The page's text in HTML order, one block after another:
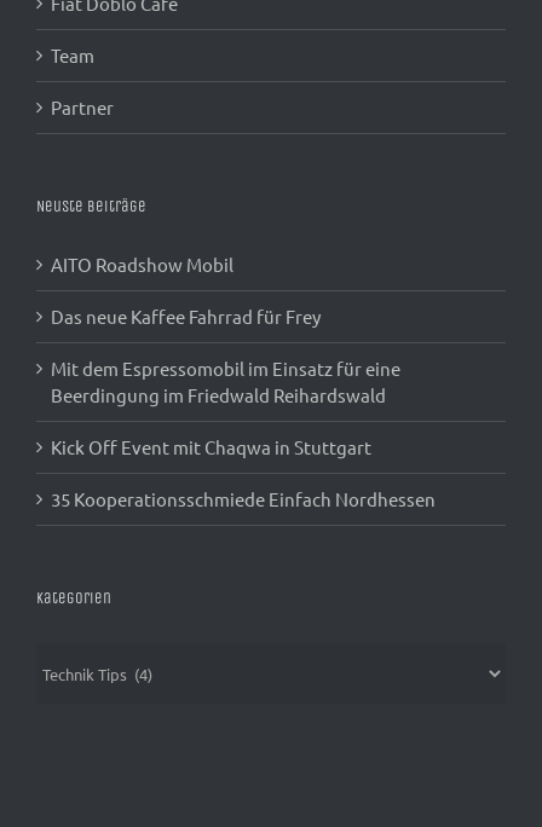
Team
Partner
Neuste Beiträge
AITO Roadshow Mobil
Das neue Kaffee Fahrrad für Frey
Mit dem Espressomobil im Einsatz für eine
Beerdingung im Friedwald Reihardswald
Kick Off Event mit Chaqwa in Stuttgart
35 Kooperationsschmiede Einfach Nordhessen
Kategorien